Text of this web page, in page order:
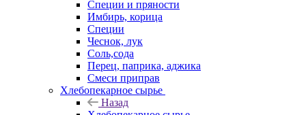
Специи и пряности
Имбирь, корица
Специи
Чеснок, лук
Соль,сода
Перец, паприка, аджика
Смеси приправ
Хлебопекарное сырье
Назад